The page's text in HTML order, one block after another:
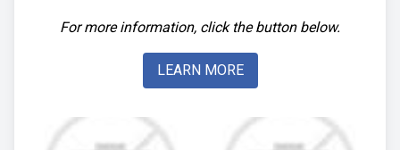
For more information, click the button below.
LEARN MORE